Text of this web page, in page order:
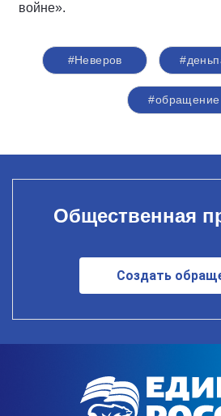
войне».
#Неверов
#обращение
Общественная
Создать